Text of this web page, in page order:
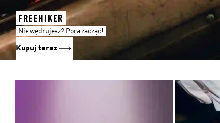
FREEHIKER
Nie wędrujesz? Pora zacząć!
Kupuj teraz